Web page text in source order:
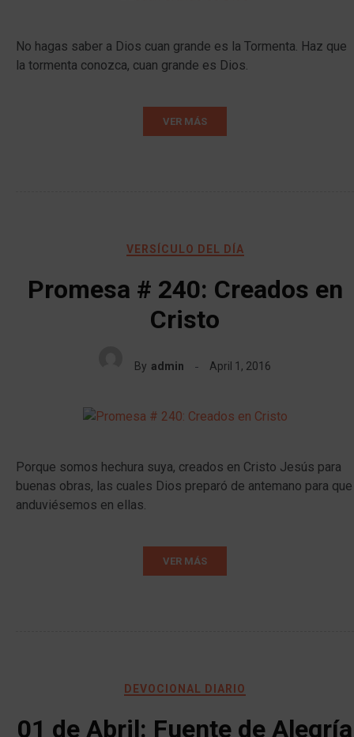
No hagas saber a Dios cuan grande es la Tormenta. Haz que
la tormenta conozca, cuan grande es Dios.
VER MÁS
VERSÍCULO DEL DÍA
Promesa # 240: Creados en
Cristo
By admin April 1, 2016
Porque somos hechura suya, creados en Cristo Jesús para
buenas obras, las cuales Dios preparó de antemano para que
anduviésemos en ellas.
VER MÁS
DEVOCIONAL DIARIO
01 de Abril: Fuente de Alegría